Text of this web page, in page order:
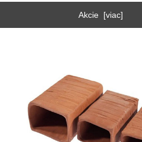
Akcie [viac]